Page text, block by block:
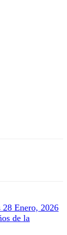
Enero, 2026
de la